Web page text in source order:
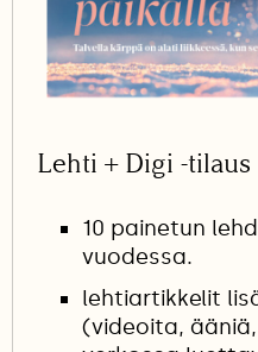
Lehti + Digi -
10 painetun
vuodessa.
lehtiartikkelit
(videoita,